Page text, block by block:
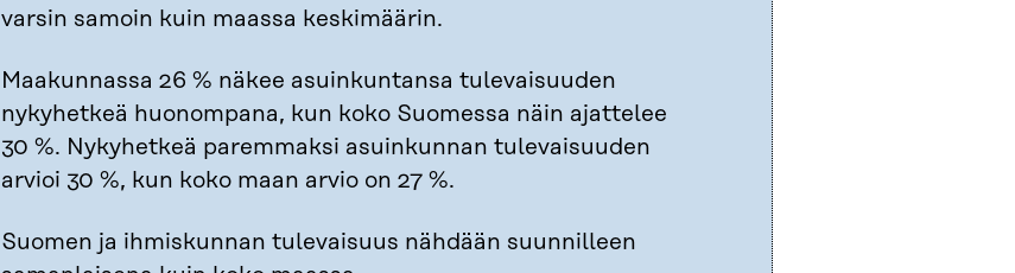
varsin samoin kuin maassa keskimäärin.
Maakunnassa 26 % näkee asuinkuntansa tulevaisuuden
nykyhetkeä huonompana, kun koko Suomessa näin ajattelee
30 %. Nykyhetkeä paremmaksi asuinkunnan tulevaisuuden
arvioi 30 %, kun koko maan arvio on 27 %.
Suomen ja ihmiskunnan tulevaisuus nähdään suunnilleen